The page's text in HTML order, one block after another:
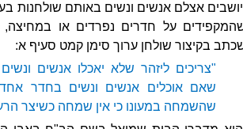
אצלם אנשים ונשים באותם שולחנות
על חדרים נפרדים או
בקיצור שולחן ערוך סימן קמט סעיף א:
"צריכים ליזהר שלא יאכלו אנשים
שאם אוכלים אנשים ונשים בחדר אחד
שהשמחה במעונו כי אין שמחה כשיצר